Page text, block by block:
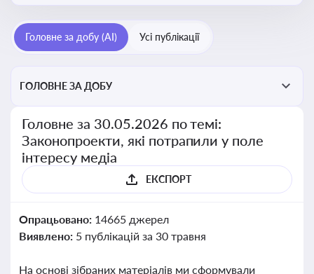
прийняття цих проектів пишуть в медіа. Які проекти
викликають найбільше критики
Головне за добу (AI) Усі публікації
ГОЛОВНЕ ЗА ДОБУ
Головне за 30.05.2026 по темі:
Законопроекти, які потрапили у поле
інтересу медіа
ЕКСПОРТ
Опрацьовано: 14665 джерел
Виявлено: 5 публікацій за 30 травня
На основі зібраних матеріалів ми сформували